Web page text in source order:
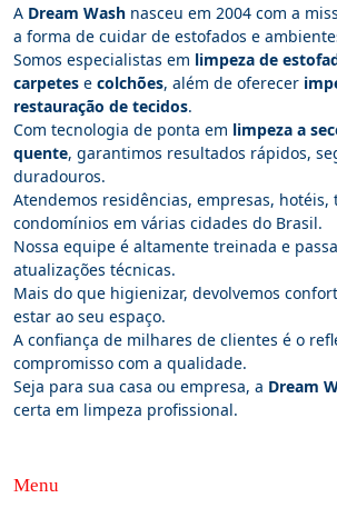
A Dream Wash nasceu em 2004 com a
a forma de cuidar de estofados e
Somos especialistas em limpeza de
carpetes e colchões, além de oferecer
restauração de tecidos.
Com tecnologia de ponta em limpeza a
quente, garantimos resultados rápidos,
duradouros.
Atendemos residências, empresas,
condomínios em várias cidades do Brasil.
Nossa equipe é altamente treinada e
atualizações técnicas.
Mais do que higienizar, devolvemos
estar ao seu espaço.
A confiança de milhares de clientes é o
compromisso com a qualidade.
Seja para sua casa ou empresa, a Dream
certa em limpeza profissional.
Menu